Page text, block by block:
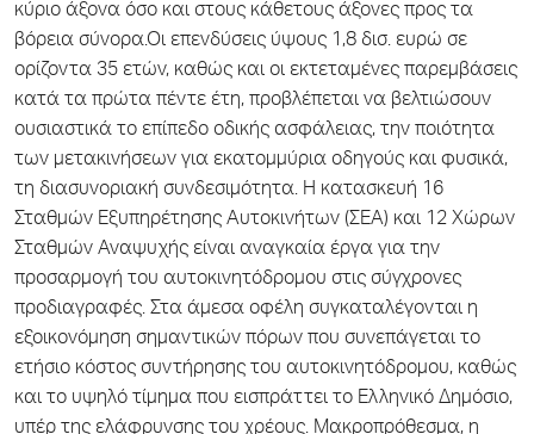
κύριο άξονα όσο και στους κάθετους άξονες προς τα
βόρεια σύνορα.Οι επενδύσεις ύψους 1,8 δισ. ευρώ σε
ορίζοντα 35 ετών, καθώς και οι εκτεταμένες παρεμβάσεις
κατά τα πρώτα πέντε έτη, προβλέπεται να βελτιώσουν
ουσιαστικά το επίπεδο οδικής ασφάλειας, την ποιότητα
των μετακινήσεων για εκατομμύρια οδηγούς και φυσικά,
τη διασυνοριακή συνδεσιμότητα. Η κατασκευή 16
Σταθμών Εξυπηρέτησης Αυτοκινήτων (ΣΕΑ) και 12 Χώρων
Σταθμών Αναψυχής είναι αναγκαία έργα για την
προσαρμογή του αυτοκινητόδρομου στις σύγχρονες
προδιαγραφές. Στα άμεσα οφέλη συγκαταλέγονται η
εξοικονόμηση σημαντικών πόρων που συνεπάγεται το
ετήσιο κόστος συντήρησης του αυτοκινητόδρομου, καθώς
και το υψηλό τίμημα που εισπράττει το Ελληνικό Δημόσιο,
υπέρ της ελάφρυνσης του χρέους. Μακροπρόθεσμα, η